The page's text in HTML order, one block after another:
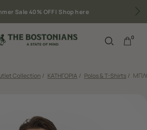
Sale 40% OFF | Shop here
0
Collection / ΚΑΤΗΓΟΡΙΑ / Polos & T-Shirts /